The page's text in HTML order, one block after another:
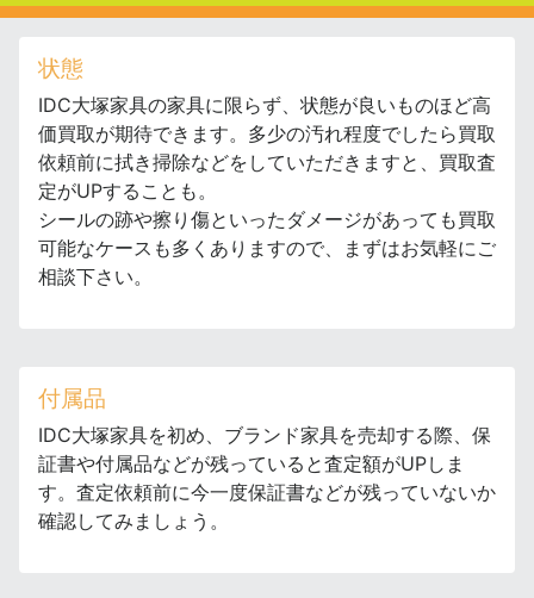
状態
IDC大塚家具の家具に限らず、状態が良いものほど高
価買取が期待できます。多少の汚れ程度でしたら買取
依頼前に拭き掃除などをしていただきますと、買取査
定がUPすることも。
シールの跡や擦り傷といったダメージがあっても買取
可能なケースも多くありますので、まずはお気軽にご
相談下さい。
付属品
IDC大塚家具を初め、ブランド家具を売却する際、保
証書や付属品などが残っていると査定額がUPしま
す。査定依頼前に今一度保証書などが残っていないか
確認してみましょう。